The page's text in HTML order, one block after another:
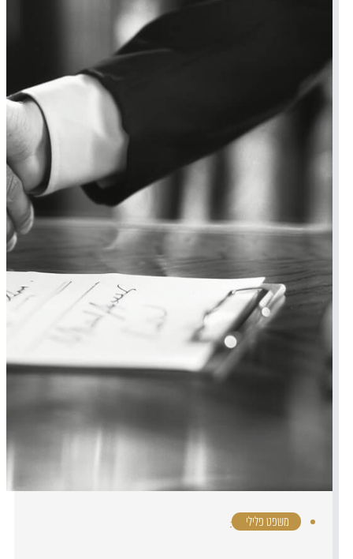
משפט פלילי ·